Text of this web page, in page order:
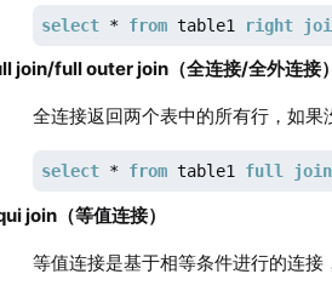
select * from table1 right
join/full outer join（全连接/全外连接）
全连接返回两个表中的所有行，如果
select * from table1 full join
join（等值连接）
等值连接是基于相等条件进行的连接